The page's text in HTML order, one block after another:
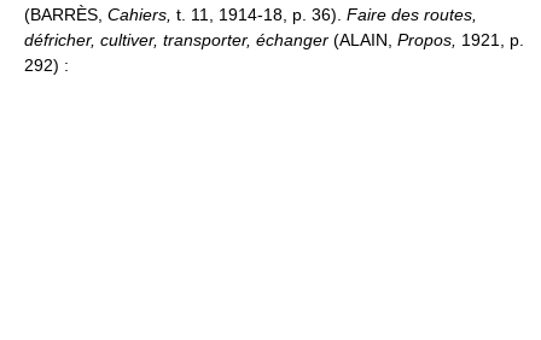
(BARRÈS, Cahiers, t. 11, 1914-18, p. 36). Faire des routes,
défricher, cultiver, transporter, échanger (ALAIN, Propos, 1921, p.
292) :